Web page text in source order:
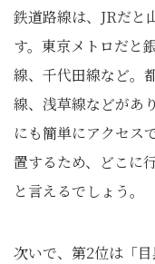
鉄道路線は、JRだと
す。東京メトロだと
線、千代田線など。
線、浅草線などがあ
にも簡単にアクセス
置するため、どこに
と言えるでしょう。
次いで、第2位は「